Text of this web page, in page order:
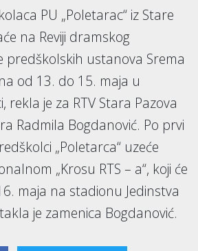
PU „Poletarac“ iz Stare
na Reviji dramskog
predškolskih ustanova Srema
od 13. do 15. maja u
rekla je za RTV Stara Pazova
Radmila Bogdanović. Po prvi
„Poletarca“ uzeće
„Krosu RTS – a“, koji će
maja na stadionu Jedinstva
je zamenica Bogdanović.